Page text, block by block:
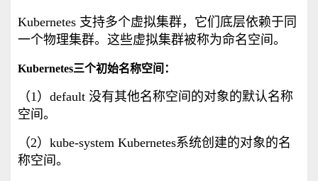
Kubernetes 支持多个虚拟集群，它们底层依赖于同
一个物理集群。这些虚拟集群被称为命名空间。
Kubernetes三个初始名称空间：
（1）default 没有其他名称空间的对象的默认名称
空间。
（2）kube-system Kubernetes系统创建的对象的名
称空间。